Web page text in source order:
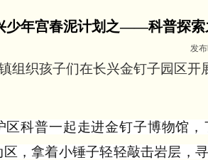
少年宫春泥计划之——科普探索
发
组织孩子们在长兴金钉子园区
区科普一起走进金钉子博物馆
，拿着小锤子轻轻敲击岩层，